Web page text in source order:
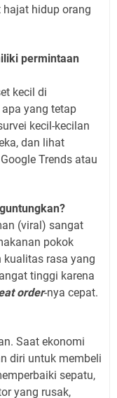
hidup orang
permintaan
kecil di
yang tetap
kecil-kecilan
dan lihat
Trends atau
(viral) sangat
pokok
kualitas rasa yang
tinggi karena
order-nya cepat.
Saat ekonomi
diri untuk membeli
sepatu,
yang rusak,